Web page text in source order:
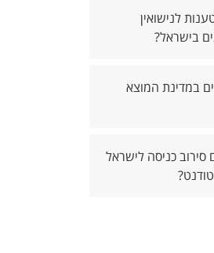
לנישואין
בישראל?
במדינת המוצא
כניסה לישראל